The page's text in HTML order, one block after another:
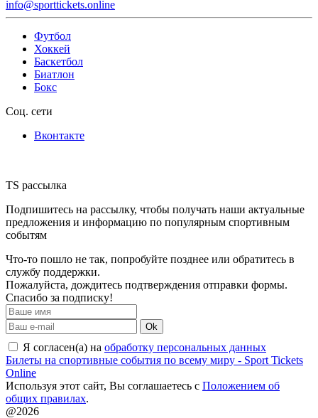
info@sporttickets.online
Футбол
Хоккей
Баскетбол
Биатлон
Бокс
Соц. сети
Вконтакте
TS рассылка
Подпишитесь на рассылку, чтобы получать наши актуальные
предложения и информацию по популярным спортивным
событям
Что-то пошло не так, попробуйте позднее или обратитесь в
службу поддержки.
Пожалуйста, дождитесь подтверждения отправки формы.
Спасибо за подписку!
Ok
Я согласен(а) на обработку персональных данных
Билеты на спортивные события по всему миру - Sport Tickets
Online
Используя этот сайт, Вы соглашаетесь с Положением об
общих правилах.
@2026